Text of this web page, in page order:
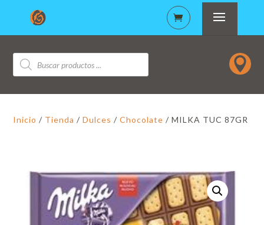
Búsqueda
de
productos

Inicio / Tienda /Dulces /Chocolate / MILKA TUC 87GR